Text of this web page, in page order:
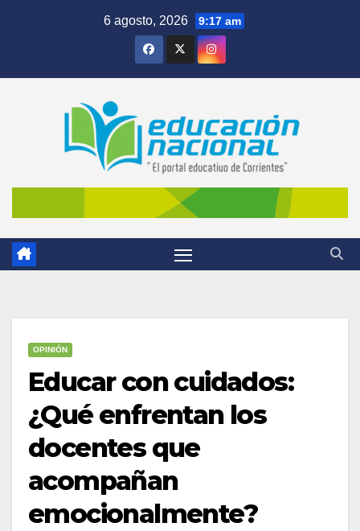
6 agosto, 2026 9:17 am
OPINIÓN
Educar con cuidados:
¿Qué enfrentan los
docentes que
acompañan
emocionalmente?